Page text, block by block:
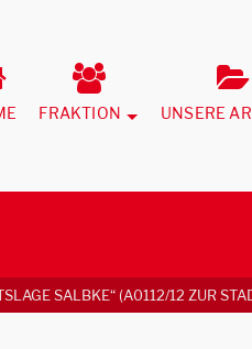
FRAKTION UNSERE
SALBKE“ (A0112/12 ZUR